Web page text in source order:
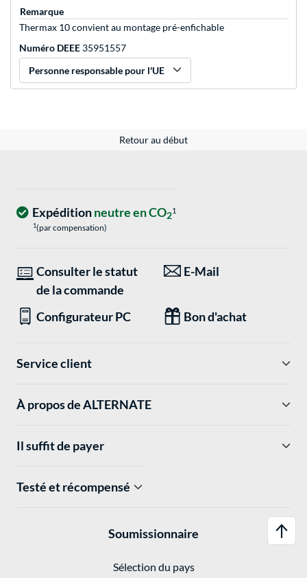
Remarque
Thermax 10 convient au montage pré-enfichable
Numéro DEEE 35951557
Personne responsable pour l'UE
Retour au début
Expéditionneutre en CO21
1(par compensation)
Consulter le statut
de la commande
E-Mail
Configurateur PC Bon d'achat
Service client
À propos de ALTERNATE
Il suffit de payer
Testé et récompensé
Soumissionnaire
Sélection du pays